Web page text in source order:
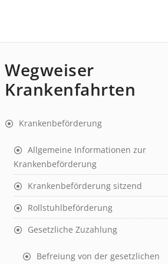
Wegweiser
Krankenfahrten
Krankenbeförderung
Allgemeine Informationen zur
Krankenbeförderung
Krankenbeförderung sitzend
Rollstuhlbeförderung
Gesetzliche Zuzahlung
Befreiung von der gesetzlichen